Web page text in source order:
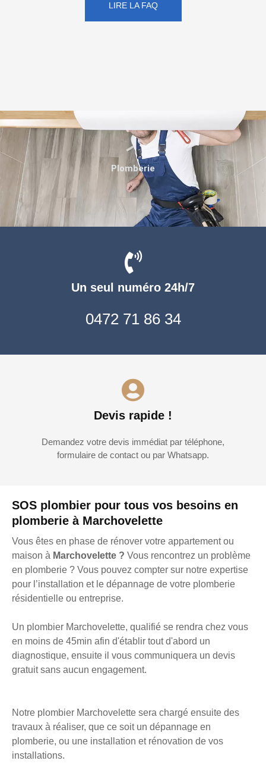
LIRE LA FAQ
SOS plombier pour tous vos besoins en
plomberie à Marchovelette
Vous êtes en phase de rénover votre appartement ou
maison à Marchovelette ? Vous rencontrez un problème
en plomberie ? Vous pouvez compter sur notre expertise
pour l’installation et le dépannage de votre plomberie
résidentielle ou entreprise.
Un plombier Marchovelette, qualifié se rendra chez vous
en moins de 45min afin d'établir tout d'abord un
diagnostique, ensuite il vous communiquera un devis
gratuit sans aucun engagement.
Notre plombier Marchovelette sera chargé ensuite des
travaux à réaliser, que ce soit un dépannage en
plomberie, ou une installation et rénovation de vos
installations.
Un seul numéro 24h/7
0472 71 86 34
Devis rapide !
Demandez votre devis immédiat par téléphone,
formulaire de contact ou par Whatsapp.
Plomberie